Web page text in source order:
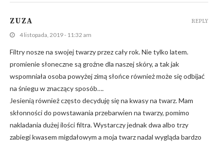
ZUZA
4 listopada, 2019 - 11:32 am
Filtry nosze na swojej twarzy przez cały rok. Nie tylko latem.
promienie słoneczne są groźne dla naszej skóry, a tak jak
wspomniała osoba powyżej zimą słońce również może się odbijać
na śniegu w znaczący sposób….
Jesienią również często decyduję się na kwasy na twarz. Mam
skłonności do powstawania przebarwien na twarzy, pomimo
nakladania dużej ilości filtra. Wystarczy jednak dwa albo trzy
zabiegi kwasem migdałowym a moja twarz nadal wygląda bardzo
REPLY